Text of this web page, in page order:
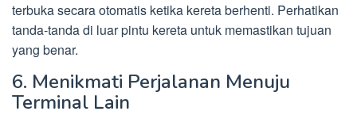
terbuka secara otomatis ketika kereta berhenti. Perhatikan
tanda-tanda di luar pintu kereta untuk memastikan tujuan
yang benar.
6. Menikmati Perjalanan Menuju
Terminal Lain